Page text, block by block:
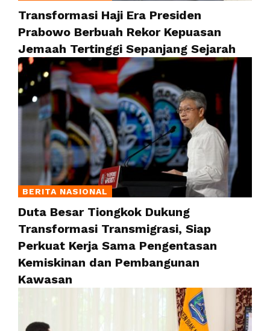
Transformasi Haji Era Presiden
Prabowo Berbuah Rekor Kepuasan
Jemaah Tertinggi Sepanjang Sejarah
BERITA NASIONAL
Duta Besar Tiongkok Dukung
Transformasi Transmigrasi, Siap
Perkuat Kerja Sama Pengentasan
Kemiskinan dan Pembangunan
Kawasan